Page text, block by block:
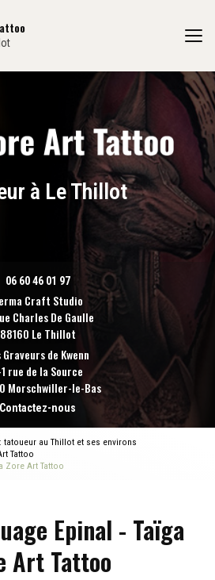
à Le Thillot
06 60 46 01 97
Craft Studio
Charles De Gaulle
88160 Le Thillot
Graveurs de Kwenn
rue de la Source
Morschwiller-le-Bas
Contactez-nous
tatoueur au Thillot et ses environs
Tattoo
Zore Art Tattoo
Epinal - Taïga
Art Tattoo